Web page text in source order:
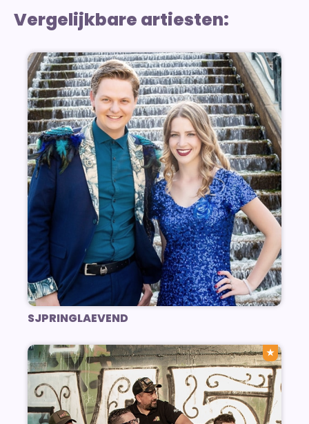
Vergelijkbare artiesten:
SJPRINGLAEVEND
★